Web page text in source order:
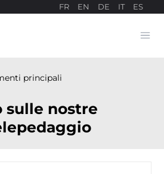
FR EN DE IT ES
principali
sulle nostre